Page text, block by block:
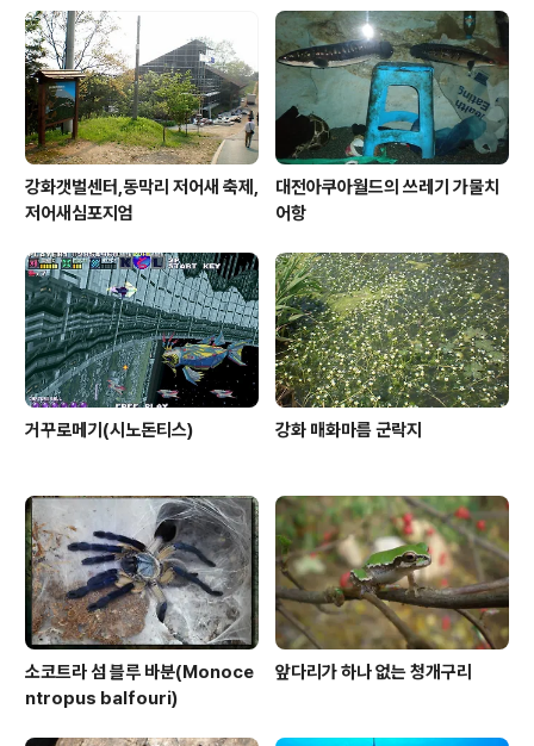
강화갯벌센터,동막리 저어새 축제,
저어새심포지엄
대전아쿠아월드의 쓰레기 가물치
어항
거꾸로메기(시노돈티스) 강화 매화마름 군락지
소코트라 섬 블루 바분(Monoce
ntropus balfouri)
앞다리가 하나 없는 청개구리